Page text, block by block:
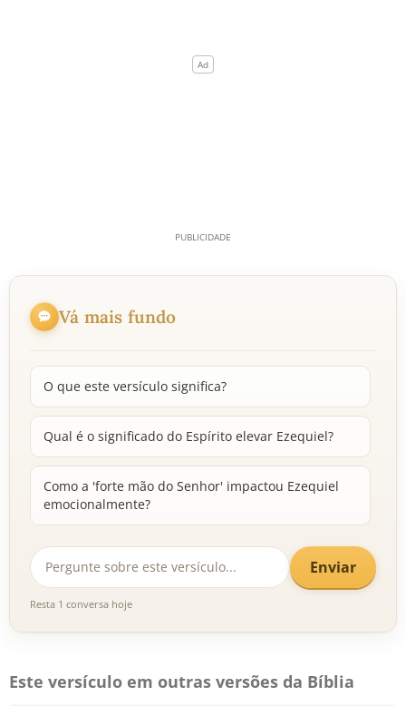
Vá mais fundo
O que este versículo significa?
Qual é o significado do Espírito elevar Ezequiel?
Como a 'forte mão do Senhor' impactou Ezequiel
emocionalmente?
Enviar
Resta 1 conversa hoje
Este versículo em outras versões da Bíblia